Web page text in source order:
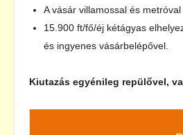
A vásár villamossal és
15.900 ft/fő/éj kétágyas
és ingyenes vásárbelépővel.
Kiutazás egyénileg repülővel,